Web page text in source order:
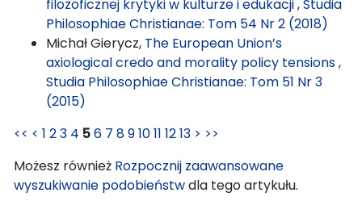
filozoficznej krytyki w kulturze i edukacji,Studia
Philosophiae Christianae: Tom 54 Nr 2 (2018)
Michał Gierycz, The European Union’s
axiological credo and morality policy tensions,
Studia Philosophiae Christianae: Tom 51 Nr 3
(2015)
<< < 1 23 4 56 7 891011 1213 > >>
Możesz również Rozpocznij zaawansowane
wyszukiwanie podobieństwdla tego artykułu.